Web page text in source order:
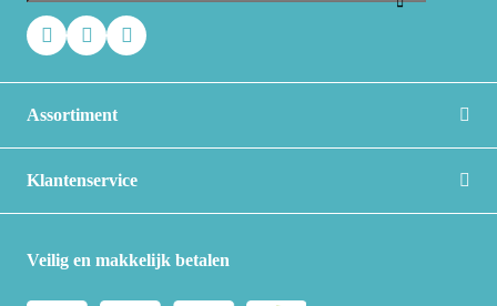
Assortiment
Klantenservice
Veilig en makkelijk betalen